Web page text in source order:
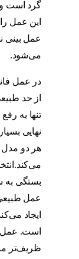
گرد است و
این عمل
عمل بینی
می‌شود.
در عمل
از حد
تنها به
نهایی
هر دو مدل
بستگی به
عمل
ایجاد
است. عمل
ظریف‌تر